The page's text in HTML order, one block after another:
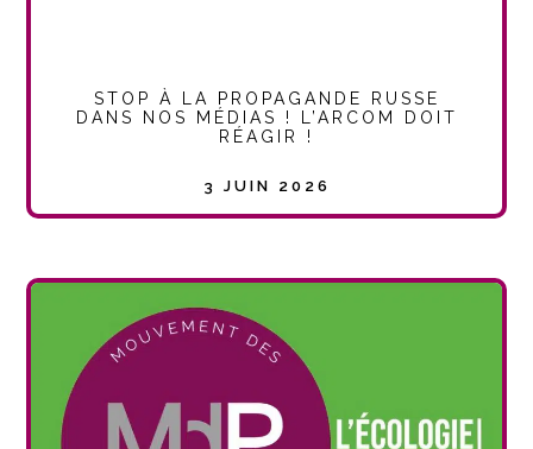
STOP À LA PROPAGANDE RUSSE
DANS NOS MÉDIAS ! L’ARCOM DOIT
RÉAGIR !
3 JUIN 2026